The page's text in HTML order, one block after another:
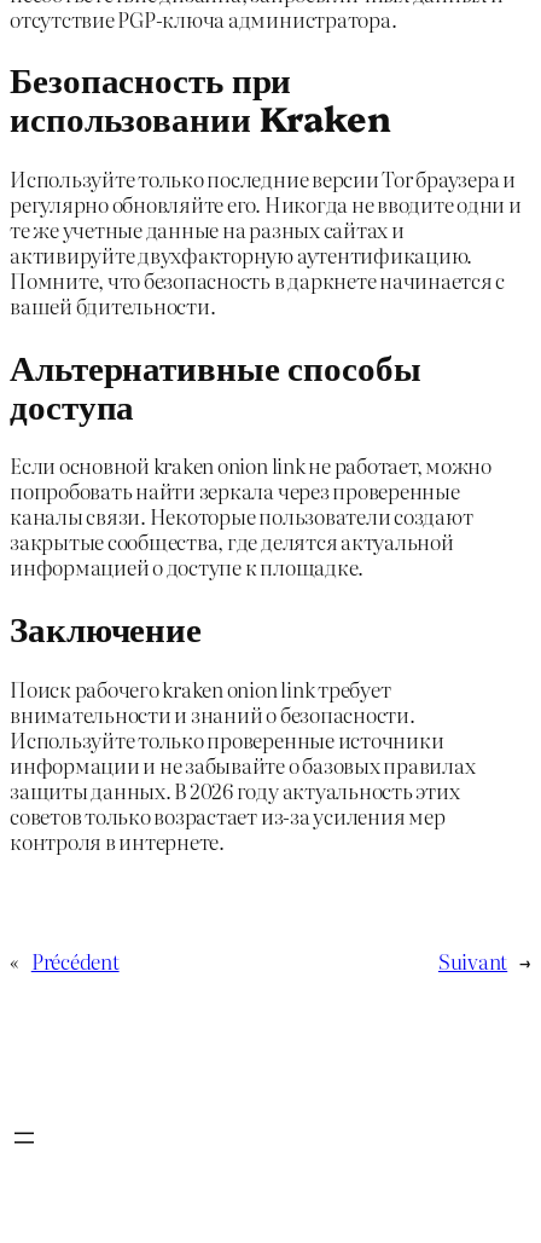
отсутствие PGP-ключа администратора.
Безопасность при
использовании Kraken
Используйте только последние версии Tor браузера и
регулярно обновляйте его. Никогда не вводите одни и
те же учетные данные на разных сайтах и
активируйте двухфакторную аутентификацию.
Помните, что безопасность в даркнете начинается с
вашей бдительности.
Альтернативные способы
доступа
Если основной kraken onion link не работает, можно
попробовать найти зеркала через проверенные
каналы связи. Некоторые пользователи создают
закрытые сообщества, где делятся актуальной
информацией о доступе к площадке.
Заключение
Поиск рабочего kraken onion link требует
внимательности и знаний о безопасности.
Используйте только проверенные источники
информации и не забывайте о базовых правилах
защиты данных. В 2026 году актуальность этих
советов только возрастает из-за усиления мер
контроля в интернете.
« Précédent Suivant →